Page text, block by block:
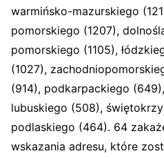
warmińsko-mazurskiego
pomorskiego (1207),
pomorskiego (1105),
(1027),
(914), podkarpackiego
lubuskiego (508),
podlaskiego (464). 64
wskazania adresu, które